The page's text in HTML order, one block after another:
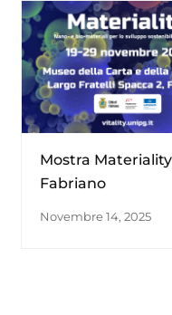
Mostra
Fabriano
Novembre 14, 2025